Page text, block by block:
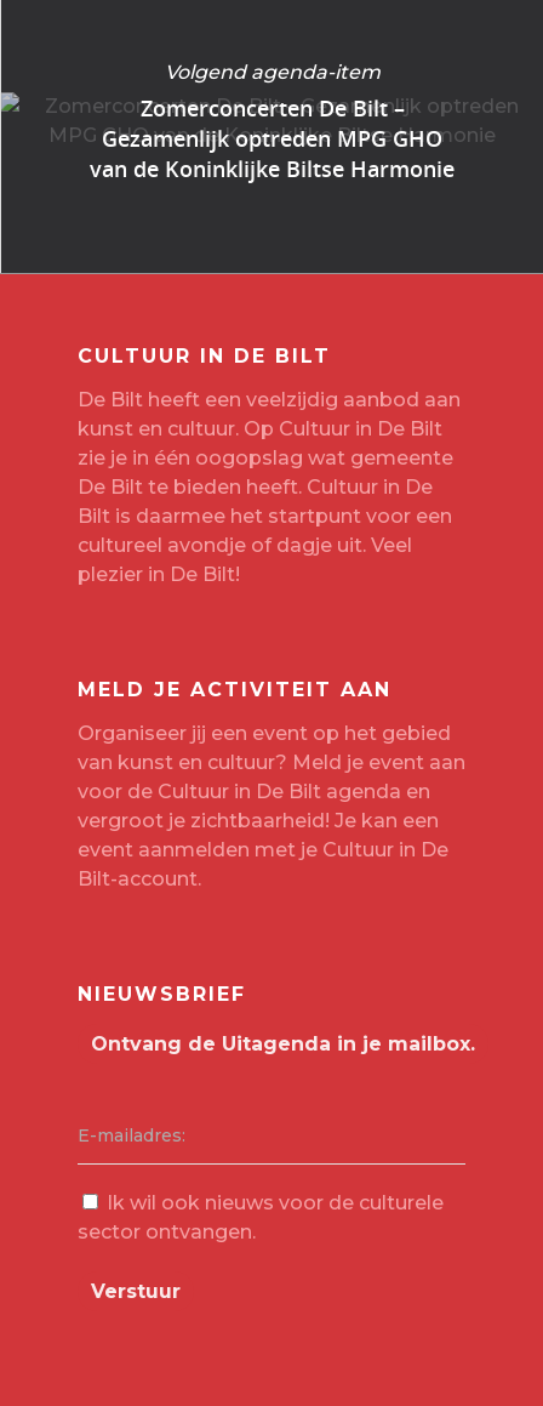
Volgend agenda-item
Zomerconcerten De Bilt –
Gezamenlijk optreden MPG GHO
van de Koninklijke Biltse Harmonie
CULTUUR IN DE BILT
De Bilt heeft een veelzijdig aanbod aan
kunst en cultuur. Op Cultuur in De Bilt
zie je in één oogopslag wat gemeente
De Bilt te bieden heeft. Cultuur in De
Bilt is daarmee het startpunt voor een
cultureel avondje of dagje uit. Veel
plezier in De Bilt!
MELD JE ACTIVITEIT AAN
Organiseer jij een event op het gebied
van kunst en cultuur? Meld je event aan
voor de Cultuur in De Bilt agenda en
vergroot je zichtbaarheid! Je kan een
event aanmelden met je Cultuur in De
Bilt-account.
NIEUWSBRIEF
E-mailadres:
Ik wil ook nieuws voor de culturele
sector ontvangen.